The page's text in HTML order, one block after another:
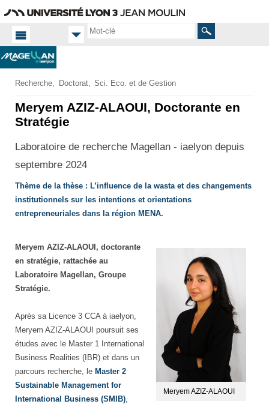
Rechercher
Accueil
Doctorat
Liste
des
Recherche Doctorat Sci. Eco. et de Gestion
Meryem AZIZ-ALAOUI, Doctorante en
Stratégie
Laboratoire de recherche Magellan - iaelyon depuis
septembre 2024
Thème de la thèse : L’influence de la wasta et des changements
institutionnels sur les intentions et orientations
entrepreneuriales dans la région MENA.
Meryem AZIZ-ALAOUI
Meryem AZIZ-ALAOUI, doctorante
en stratégie, rattachée au
Laboratoire Magellan, Groupe
Stratégie.
Après sa Licence 3 CCA à iaelyon,
Meryem AZIZ-ALAOUI poursuit ses
études avec le Master 1 International
Business Realities (IBR) et dans un
parcours recherche, le Master 2
Sustainable Management for
International Business (SMIB)